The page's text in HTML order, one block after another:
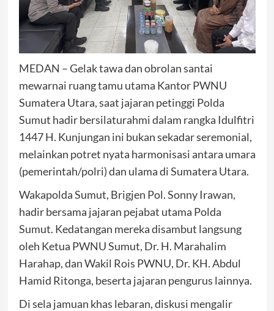
MEDAN – Gelak tawa dan obrolan santai
mewarnai ruang tamu utama Kantor PWNU
Sumatera Utara, saat jajaran petinggi Polda
Sumut hadir bersilaturahmi dalam rangka Idulfitri
1447 H. Kunjungan ini bukan sekadar seremonial,
melainkan potret nyata harmonisasi antara umara
(pemerintah/polri) dan ulama di Sumatera Utara.
Wakapolda Sumut, Brigjen Pol. Sonny Irawan,
hadir bersama jajaran pejabat utama Polda
Sumut. Kedatangan mereka disambut langsung
oleh Ketua PWNU Sumut, Dr. H. Marahalim
Harahap, dan Wakil Rois PWNU, Dr. KH. Abdul
Hamid Ritonga, beserta jajaran pengurus lainnya.
Di sela jamuan khas lebaran, diskusi mengalir